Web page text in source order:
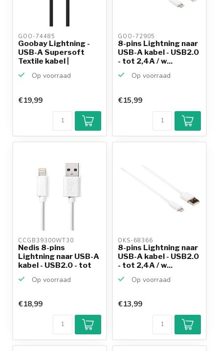
GOO-74485
Goobay Lightning -
USB-A Supersoft
Textile kabel |
Op voorraad
€19,99
GOO-72905
8-pins Lightning naar
USB-A kabel - USB2.0
- tot 2,4A / w...
Op voorraad
Klantenbeoordeling
9,2/10
Achteraf
betalen mogelijk
€15,99
CCGB39300WT30
Nedis 8-pins
Lightning naar USB-A
kabel - USB2.0 - tot
Op voorraad
€18,99
OKS-68366
8-pins Lightning naar
USB-A kabel - USB2.0
- tot 2,4A / w...
Op voorraad
€13,99